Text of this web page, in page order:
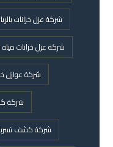
شركة عزل خزانات
شركة عزل خزانات
شركة عوازل
شركة
شركة كشف